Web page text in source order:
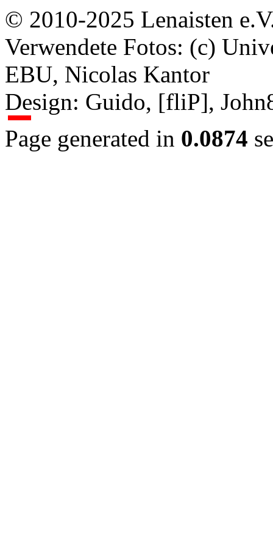
© 2010-2025 Lenaisten
Verwendete Fotos: (c)
EBU, Nicolas Kantor
Design: Guido, [fliP],
Page generated in 0.0874